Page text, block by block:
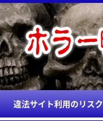
違法サイト利用のリスク